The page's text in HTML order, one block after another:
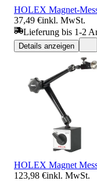
HOLEX Magnet-
37,49 €inkl. MwSt.
Lieferung bis 1-2
Details anzeigen
HOLEX Magnet
123,98 €inkl. MwSt.